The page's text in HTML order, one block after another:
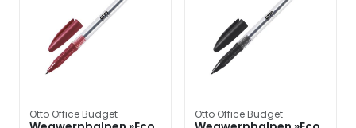
Otto Office Budget Otto Office Budget